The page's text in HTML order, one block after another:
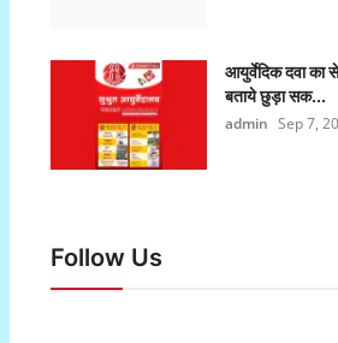
आयुर्वेदिक दवा का
बताये छुड़ा सक...
admin Sep 7,
Follow Us